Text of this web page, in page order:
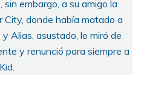
embargo, a su amigo la
City, donde había matado a
Alias, asustado, lo miró de
y renunció para siempre a